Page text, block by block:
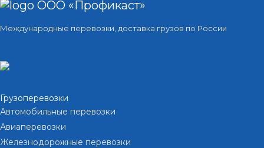
ООО «Профикаст»
Международные перевозки, доставка грузов по России
Грузоперевозки
Автомобильные перевозки
Авиаперевозки
Железнодорожные перевозки